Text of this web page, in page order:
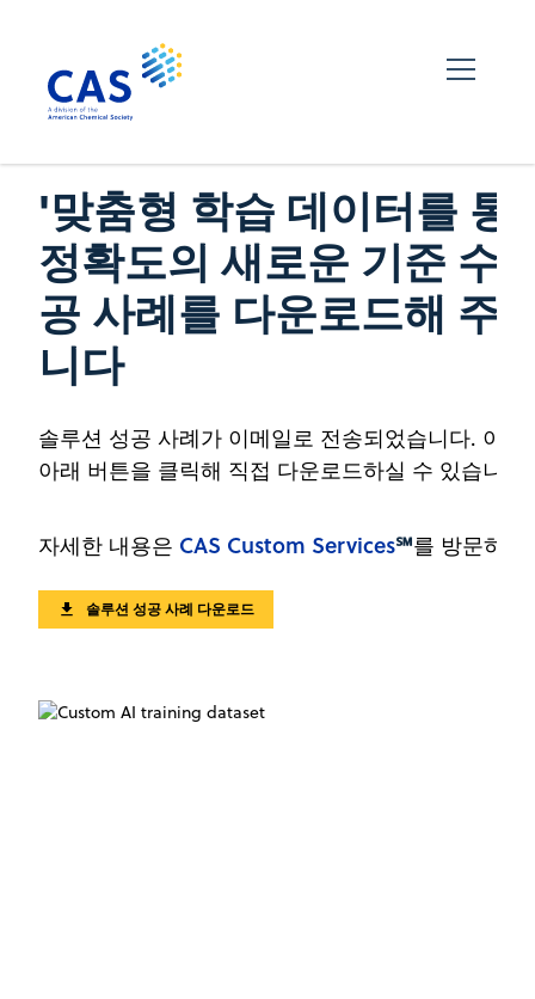
'맞춤형 학습 데이터를 통
정확도의 새로운 기준 수
공 사례를 다운로드해 주
니다
솔루션 성공 사례가 이메일로 전송되었습니다. 이
아래 버튼을 클릭해 직접 다운로드하실 수 있습니다.
자세한 내용은 CAS Custom Services℠를 방문하세
솔루션 성공 사례 다운로드